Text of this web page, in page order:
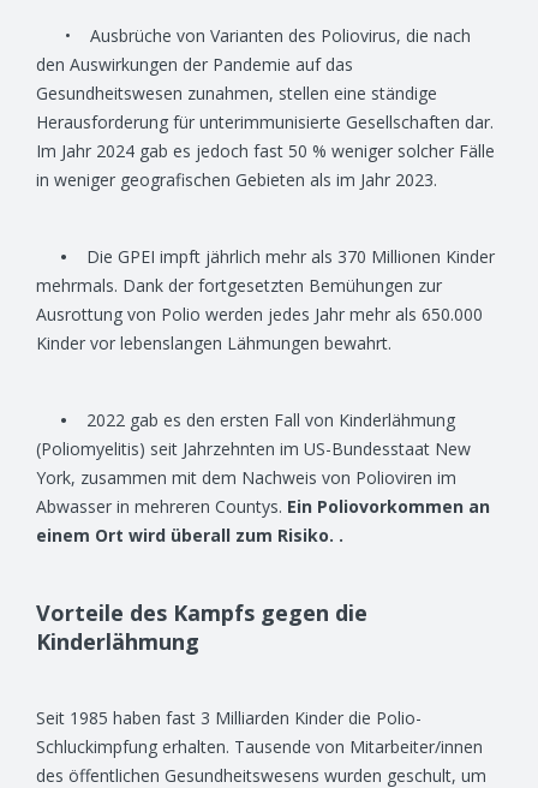
• Ausbrüche von Varianten des Poliovirus, die nach
den Auswirkungen der Pandemie auf das
Gesundheitswesen zunahmen, stellen eine ständige
Herausforderung für unterimmunisierte Gesellschaften dar.
Im Jahr 2024 gab es jedoch fast 50 % weniger solcher Fälle
in weniger geografischen Gebieten als im Jahr 2023.
• Die GPEI impft jährlich mehr als 370 Millionen Kinder
mehrmals. Dank der fortgesetzten Bemühungen zur
Ausrottung von Polio werden jedes Jahr mehr als 650.000
Kinder vor lebenslangen Lähmungen bewahrt.
•
2022 gab es den ersten Fall von Kinderlähmung
(Poliomyelitis) seit Jahrzehnten im US-Bundesstaat New
York, zusammen mit dem Nachweis von Polioviren im
Abwasser in mehreren Countys. Ein Poliovorkommen an
einem Ort wird überall zum Risiko. .
Vorteile des Kampfs gegen die
Kinderlähmung
Seit 1985 haben fast 3 Milliarden Kinder die Polio-
Schluckimpfung erhalten. Tausende von Mitarbeiter/innen
des öffentlichen Gesundheitswesens wurden geschult, um